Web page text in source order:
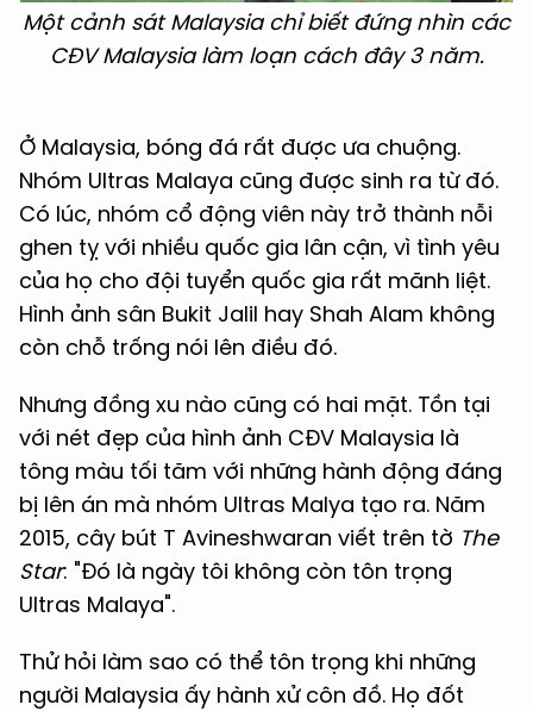
Một cảnh sát Malaysia chỉ biết đứng nhìn các
CĐV Malaysia làm loạn cách đây 3 năm.
Ở Malaysia, bóng đá rất được ưa chuộng.
Nhóm Ultras Malaya cũng được sinh ra từ đó.
Có lúc, nhóm cổ động viên này trở thành nỗi
ghen tỵ với nhiều quốc gia lân cận, vì tình yêu
của họ cho đội tuyển quốc gia rất mãnh liệt.
Hình ảnh sân Bukit Jalil hay Shah Alam không
còn chỗ trống nói lên điều đó.
Nhưng đồng xu nào cũng có hai mặt. Tồn tại
với nét đẹp của hình ảnh CĐV Malaysia là
tông màu tối tăm với những hành động đáng
bị lên án mà nhóm Ultras Malya tạo ra. Năm
2015, cây bút T Avineshwaran viết trên tờ The
Star: "Đó là ngày tôi không còn tôn trọng
Ultras Malaya".
Thử hỏi làm sao có thể tôn trọng khi những
người Malaysia ấy hành xử côn đồ. Họ đốt